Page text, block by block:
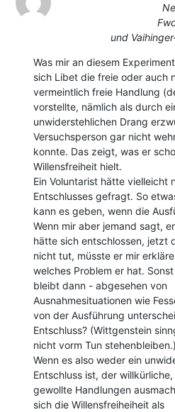
und
Was mir an diesem
sich Libet die freie oder auch
vermeintlich freie Handlung
vorstellte, nämlich als durch
unwiderstehlichen Drang
Versuchsperson gar nicht
konnte. Das zeigt, was er
Willensfreiheit hielt.
Ein Voluntarist hätte vielleicht
Entschlusses gefragt. So
kann es geben, wenn die
Wenn mir aber jemand sagt, er
hätte sich entschlossen, jetzt
nicht tut, müsste er mir
welches Problem er hat.
bleibt dann - abgesehen von
Ausnahmesituationen wie
von der Ausführung
Entschluss? (Wittgenstein
nicht vorm Tun stehenbleiben.)
Wenn es also weder ein
Entschluss ist, der willkürliche,
gewollte Handlungen
sich die Willensfreiheiheit als